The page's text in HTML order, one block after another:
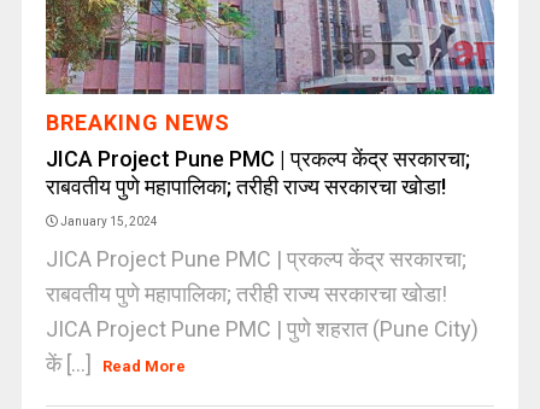
BREAKING NEWS
JICA Project Pune PMC | प्रकल्प केंद्र सरकारचा;
राबवतीय पुणे महापालिका; तरीही राज्य सरकारचा खोडा!
January 15, 2024
JICA Project Pune PMC | प्रकल्प केंद्र सरकारचा;
राबवतीय पुणे महापालिका; तरीही राज्य सरकारचा खोडा!
JICA Project Pune PMC | पुणे शहरात (Pune City)
कें [...]
Read More